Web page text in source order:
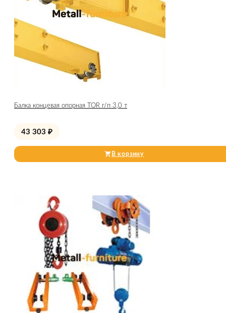
Балка концевая опорная TOR г/п 3,0 т
43 303 ₽
В корзину